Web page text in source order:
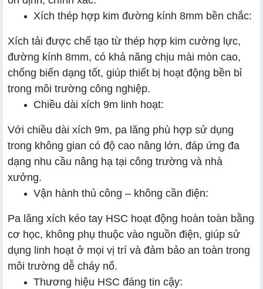
Xích thép hợp kim đường kính 8mm bền chắc:
Xích tải được chế tạo từ thép hợp kim cường lực,
đường kính 8mm, có khả năng chịu mài mòn cao,
chống biến dạng tốt, giúp thiết bị hoạt động bền bỉ
trong môi trường công nghiệp.
Chiều dài xích 9m linh hoạt:
Với chiều dài xích 9m, pa lăng phù hợp sử dụng
trong không gian có độ cao nâng lớn, đáp ứng đa
dạng nhu cầu nâng hạ tại công trường và nhà
xưởng.
Vận hành thủ công – không cần điện:
Pa lăng xích kéo tay HSC hoạt động hoàn toàn bằng
cơ học, không phụ thuộc vào nguồn điện, giúp sử
dụng linh hoạt ở mọi vị trí và đảm bảo an toàn trong
môi trường dễ cháy nổ.
Thương hiệu HSC đáng tin cậy: